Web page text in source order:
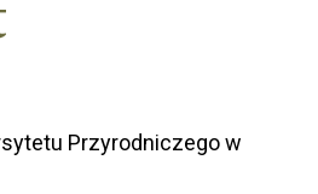
Przyrodniczego w